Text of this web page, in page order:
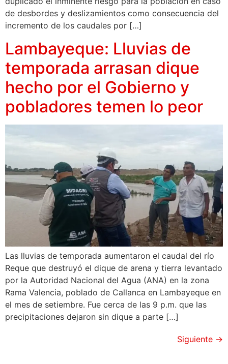
de desbordes y deslizamientos como consecuencia del
incremento de los caudales por […]
Lambayeque: Lluvias de
temporada arrasan dique
hecho por el Gobierno y
pobladores temen lo peor
Las lluvias de temporada aumentaron el caudal del río
Reque que destruyó el dique de arena y tierra levantado
por la Autoridad Nacional del Agua (ANA) en la zona
Rama Valencia, poblado de Callanca en Lambayeque en
el mes de setiembre. Fue cerca de las 9 p.m. que las
precipitaciones dejaron sin dique a parte […]
Siguiente →